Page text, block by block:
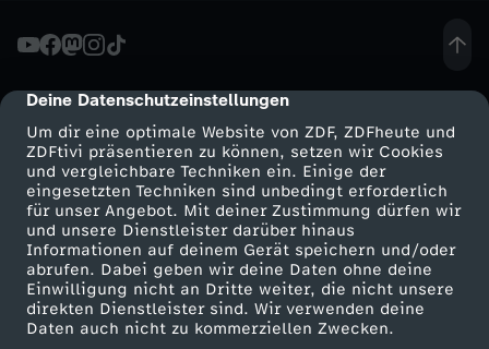
cmp-dialog-description
Deine Datenschutzeinstellungen
Um dir eine optimale Website von ZDF, ZDFheute und
ZDFtivi präsentieren zu können, setzen wir Cookies
und vergleichbare Techniken ein. Einige der
eingesetzten Techniken sind unbedingt erforderlich
für unser Angebot. Mit deiner Zustimmung dürfen wir
und unsere Dienstleister darüber hinaus
Informationen auf deinem Gerät speichern und/oder
abrufen. Dabei geben wir deine Daten ohne deine
Einwilligung nicht an Dritte weiter, die nicht unsere
direkten Dienstleister sind. Wir verwenden deine
Daten auch nicht zu kommerziellen Zwecken.
u
T
i
s
c
h
Mehr ZDF
ZDF-Apps
Smart TV
ZDFtext
Service
ZDFmitreden
Kontakt zum ZDF
Tickets